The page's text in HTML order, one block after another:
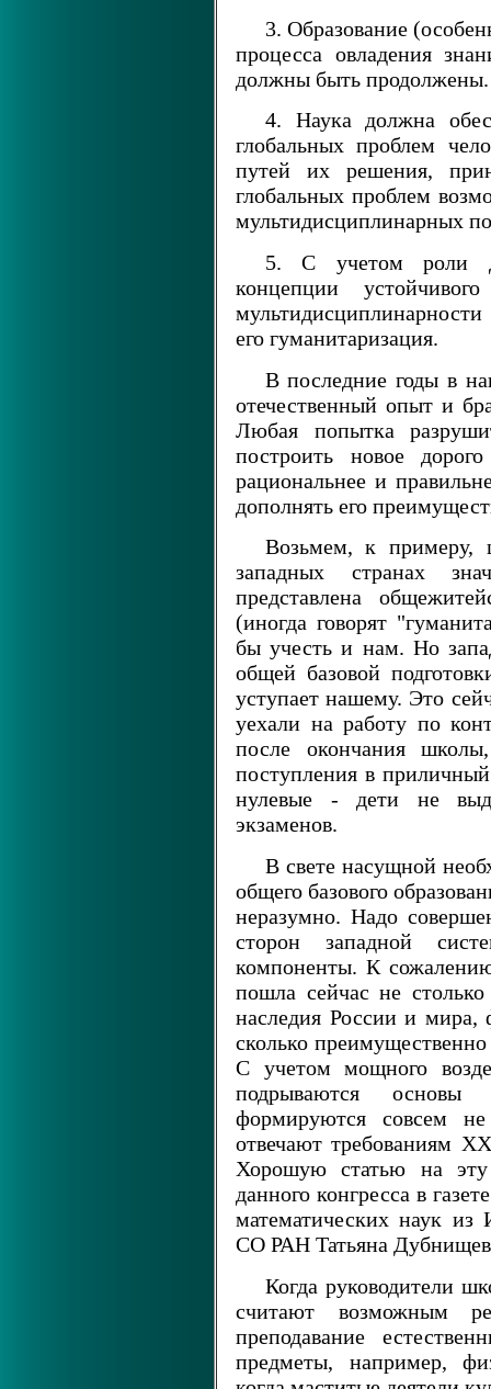
3. Образование
процесса овладения
должны быть продолжены.
4. Наука должна
глобальных проблем
путей их решения,
глобальных проблем
мультидисциплинарных
5. С учетом роли
концепции
его гуманитаризация.
В последние годы в
отечественный опыт и
Любая попытка
построить новое
рациональнее и
дополнять его
Возьмем, к примеру,
западных странах
представлена
(иногда говорят
бы учесть и нам. Но
общей базовой
уступает нашему. Это
уехали на работу по
после окончания
поступления в
нулевые - дети не
экзаменов.
В свете насущной
общего базового
неразумно. Надо
сторон западной
компоненты. К
пошла сейчас не
наследия России и мира,
сколько
С учетом мощного
подрываются основы
формируются совсем
отвечают требованиям
Хорошую статью на эту
данного конгресса в
математических наук из
СО РАН Татьяна
Когда руководители
считают возможным
преподавание
предметы, например,